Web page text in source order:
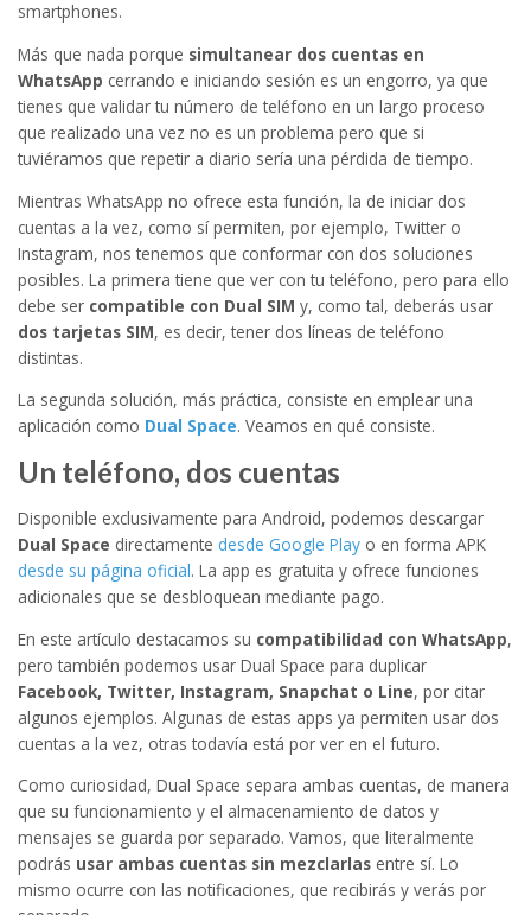
smartphones.
Más que nada porque simultanear dos cuentas en
WhatsApp cerrando e iniciando sesión es un engorro, ya que
tienes que validar tu número de teléfono en un largo proceso
que realizado una vez no es un problema pero que si
tuviéramos que repetir a diario sería una pérdida de tiempo.
Mientras WhatsApp no ofrece esta función, la de iniciar dos
cuentas a la vez, como sí permiten, por ejemplo, Twitter o
Instagram, nos tenemos que conformar con dos soluciones
posibles. La primera tiene que ver con tu teléfono, pero para ello
debe ser compatible con Dual SIM y, como tal, deberás usar
dos tarjetas SIM, es decir, tener dos líneas de teléfono
distintas.
La segunda solución, más práctica, consiste en emplear una
aplicación como Dual Space. Veamos en qué consiste.
Un teléfono, dos cuentas
Disponible exclusivamente para Android, podemos descargar
Dual Space directamente desde Google Play o en forma APK
desde su página oficial. La app es gratuita y ofrece funciones
adicionales que se desbloquean mediante pago.
En este artículo destacamos su compatibilidad con WhatsApp,
pero también podemos usar Dual Space para duplicar
Facebook, Twitter, Instagram, Snapchat o Line, por citar
algunos ejemplos. Algunas de estas apps ya permiten usar dos
cuentas a la vez, otras todavía está por ver en el futuro.
Como curiosidad, Dual Space separa ambas cuentas, de manera
que su funcionamiento y el almacenamiento de datos y
mensajes se guarda por separado. Vamos, que literalmente
podrás usar ambas cuentas sin mezclarlas entre sí. Lo
mismo ocurre con las notificaciones, que recibirás y verás por